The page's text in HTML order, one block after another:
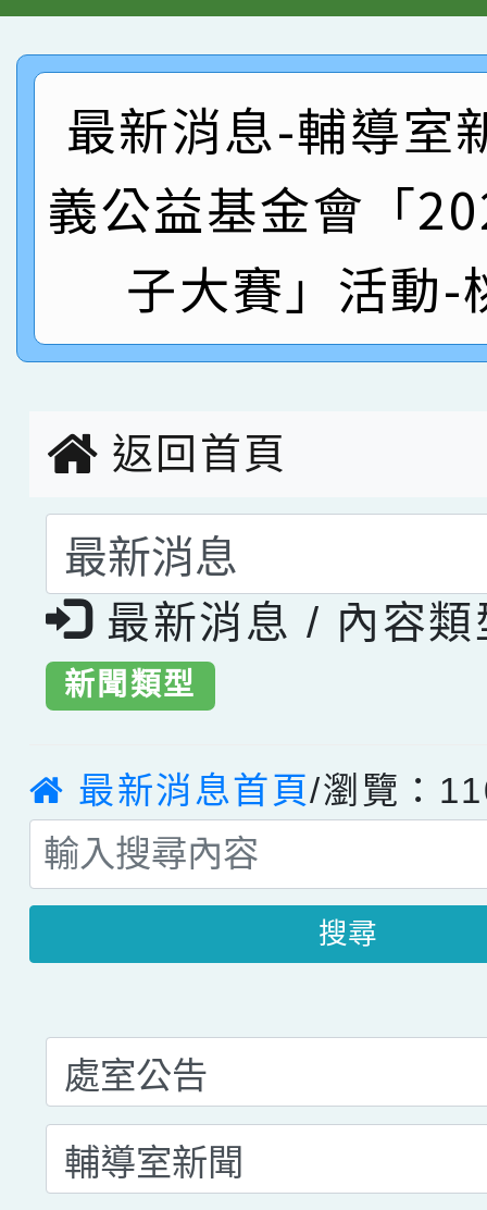
臺灣台語-第二名
市賽榮獲科學小創客佳
創客第三名。
賀！本校參加桃園市中
名
倩參加桃園市科展 國
名 指導老師王老師、
賀！本校四年二班張O
園市英語競賽國小朗讀
指導老師林老師
賀！本校參加桃園市中
賽 劉文瑛教師榮獲教
臺灣台語-第二名
賀！本校參與2026世
市賽榮獲科學小創客佳
最新消息-輔導室
義公益基金會「
子大賽」活動-
返回首頁
選擇後頁面內容會更
最新消息 / 內容類
新聞類型
最新消息首頁/瀏覽：
搜尋